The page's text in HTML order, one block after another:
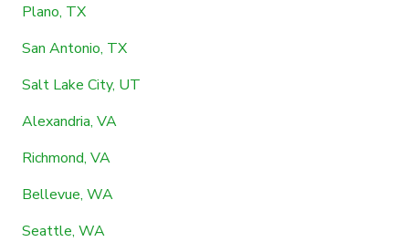
Plano, TX
San Antonio, TX
Salt Lake City, UT
Alexandria, VA
Richmond, VA
Bellevue, WA
Seattle, WA